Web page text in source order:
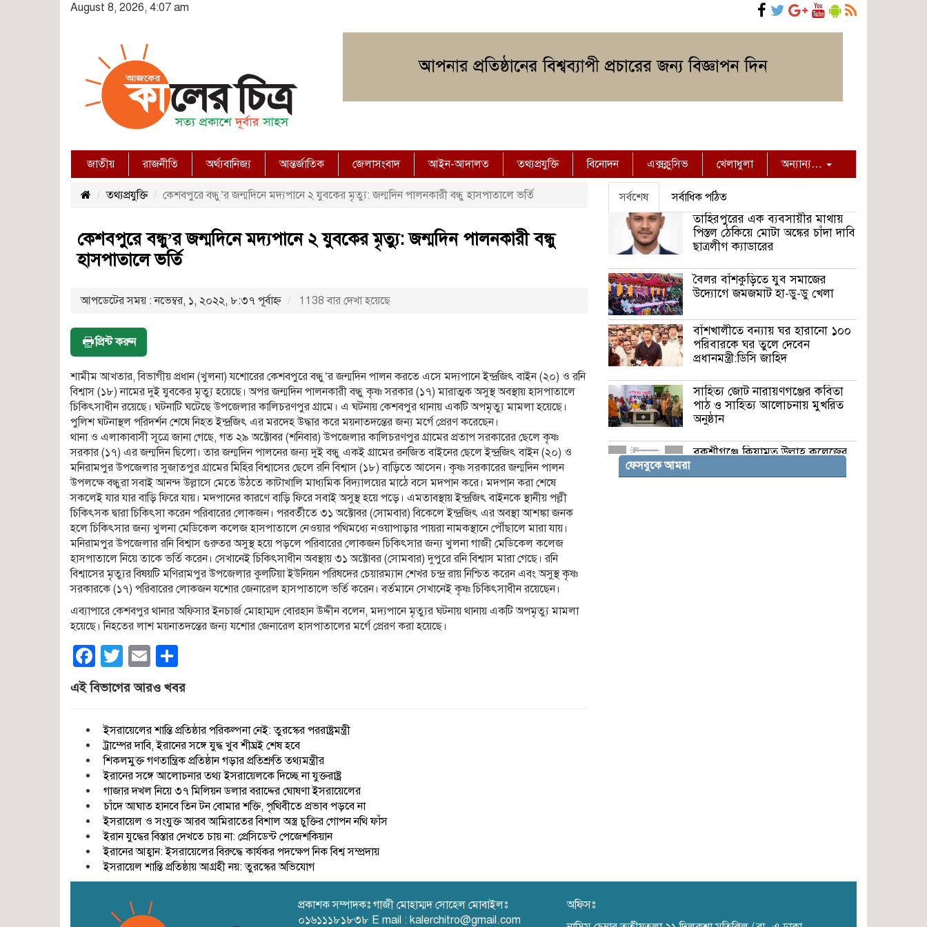
August 8, 2026, 4:07 am
জাতীয় রাজনীতি অর্থ্যবানিজ্য আন্তর্জাতিক জেলাসংবাদ আইন-আদালত তথ্যপ্রযুক্তি বিনোদন এক্সক্লুসিভ খেলাধুলা অন্যান্য…
তথ্যপ্রযুক্তি কেশবপুরে বন্ধু’র জন্মদিনে মদ্যপানে ২ যুবকের মৃত্যু: জন্মদিন পালনকারী বন্ধু হাসপাতালে ভর্তি
কেশবপুরে বন্ধু’র জন্মদিনে মদ্যপানে ২ যুবকের মৃত্যু: জন্মদিন পালনকারী বন্ধু
হাসপাতালে ভর্তি
আপডেটের সময় : নভেম্বর, ১, ২০২২, ৮:৩৭ পূর্বাহ্ণ 1138 বার দেখা হয়েছে
প্রিন্ট করুন
শামীম আখতার, বিভাগীয় প্রধান (খুলনা) যশোরের কেশবপুরে বন্ধু’র জন্মদিন পালন করতে এসে মদ্যপানে ইন্দ্রজিৎ বাইন (২০) ও রনি
বিশ্বাস (১৮) নামের দুই যুবকের মৃত্যু হয়েছে। অপর জন্মদিন পালনকারী বন্ধু কৃষ্ণ সরকার (১৭) মারাত্মক অসুস্থ অবস্থায় হাসপাতালে
চিকিৎসাধীন রয়েছে। ঘটনাটি ঘটেছে উপজেলার কালিচরণপুর গ্রামে। এ ঘটনায় কেশবপুর থানায় একটি অপমৃত্যু মামলা হয়েছে।
পুলিশ ঘটনাস্থল পরিদর্শন শেষে নিহত ইন্দ্রজিৎ এর মরদেহ উদ্ধার করে ময়নাতদন্তের জন্য মর্গে প্রেরণ করেছেন।
থানা ও এলাকাবাসী সূত্রে জানা গেছে, গত ২৯ অক্টোবর (শনিবার) উপজেলার কালিচরণপুর গ্রামের প্রতাপ সরকারের ছেলে কৃষ্ণ
সরকার (১৭) এর জন্মদিন ছিলো। তার জন্মদিন পালনের জন্য দুই বন্ধু একই গ্রামের রনজিত বাইনের ছেলে ইন্দ্রজিৎ বাইন (২০) ও
মনিরামপুর উপজেলার সুজাতপুর গ্রামের মিহির বিশ্বাসের ছেলে রনি বিশ্বাস (১৮) বাড়িতে আসেন। কৃষ্ণ সরকারের জন্মদিন পালন
উপলক্ষে বন্ধুরা সবাই আনন্দ উল্লাসে মেতে উঠতে কাটাখালি মাধ্যমিক বিদ্যালয়ের মাঠে বসে মদপান করে। মদপান করা শেষে
সকলেই যার যার বাড়ি ফিরে যায়। মদপানের কারণে বাড়ি ফিরে সবাই অসুস্থ হয়ে পড়ে। এমতাবস্থায় ইন্দ্রজিৎ বাইনকে স্থানীয় পল্লী
চিকিৎসক দ্বারা চিকিৎসা করেন পরিবারের লোকজন। পরবর্তীতে ৩১ অক্টোবর (সোমবার) বিকেলে ইন্দ্রজিৎ এর অবস্থা আশঙ্কা জনক
হলে চিকিৎসার জন্য খুলনা মেডিকেল কলেজ হাসপাতালে নেওয়ার পথিমধ্যে নওয়াপাড়ার পায়রা নামকস্থানে পৌঁছালে মারা যায়।
মনিরামপুর উপজেলার রনি বিশ্বাস গুরুতর অসুস্থ হয়ে পড়লে পরিবারের লোকজন চিকিৎসার জন্য খুলনা গাজী মেডিকেল কলেজ
হাসপাতালে নিয়ে তাকে ভর্তি করেন। সেখানেই চিকিৎসাধীন অবস্থায় ৩১ অক্টোবর (সোমবার) দুপুরে রনি বিশ্বাস মারা গেছে। রনি
বিশ্বাসের মৃত্যুর বিষয়টি মণিরামপুর উপজেলার কুলটিয়া ইউনিয়ন পরিষদের চেয়ারম্যান শেখর চন্দ্র রায় নিশ্চিত করেন এবং অসুস্থ কৃষ্ণ
সরকারকে (১৭) পরিবারের লোকজন যশোর জেনারেল হাসপাতালে ভর্তি করেন। বর্তমানে সেখানেই কৃষ্ণ চিকিৎসাধীন রয়েছেন।
এব্যাপারে কেশবপুর থানার অফিসার ইনচার্জ মোহাম্মদ বোরহান উদ্দীন বলেন, মদ্যপানে মৃত্যুর ঘটনায় থানায় একটি অপমৃত্যু মামলা
হয়েছে। নিহতের লাশ ময়নাতদন্তের জন্য যশোর জেনারেল হাসপাতালের মর্গে প্রেরণ করা হয়েছে।
Facebook
Twitter
Email
এই বিভাগের আরও খবর
ইসরায়েলের শান্তি প্রতিষ্ঠার পরিকল্পনা নেই: তুরস্কের পররাষ্ট্রমন্ত্রী
ট্রাম্পের দাবি, ইরানের সঙ্গে যুদ্ধ খুব শীঘ্রই শেষ হবে
শিকলমুক্ত গণতান্ত্রিক প্রতিষ্ঠান গড়ার প্রতিশ্রুতি তথ্যমন্ত্রীর
ইরানের সঙ্গে আলোচনার তথ্য ইসরায়েলকে দিচ্ছে না যুক্তরাষ্ট্র
গাজার দখল নিয়ে ৩৭ মিলিয়ন ডলার বরাদ্দের ঘোষণা ইসরায়েলের
চাঁদে আঘাত হানবে তিন টন বোমার শক্তি, পৃথিবীতে প্রভাব পড়বে না
ইসরায়েল ও সংযুক্ত আরব আমিরাতের বিশাল অস্ত্র চুক্তির গোপন নথি ফাঁস
ইরান যুদ্ধের বিস্তার দেখতে চায় না: প্রেসিডেন্ট পেজেশকিয়ান
ইরানের আহ্বান: ইসরায়েলের বিরুদ্ধে কার্যকর পদক্ষেপ নিক বিশ্ব সম্প্রদায়
ইসরায়েল শান্তি প্রতিষ্ঠায় আগ্রহী নয়: তুরস্কের অভিযোগ
সর্বশেষ সর্বাধিক পঠিত
তাহিরপুরের এক ব্যবসায়ীর মাথায়
পিস্তল ঠেকিয়ে মোটা অঙ্কের চাঁদা দাবি
ছাত্রলীগ ক্যাডারের
বৈলর বাঁশকুড়িতে যুব সমাজের
উদ্যোগে জমজমাট হা-ডু-ডু খেলা
বাঁশখালীতে বন্যায় ঘর হারানো ১০০
পরিবারকে ঘর তুলে দেবেন
প্রধানমন্ত্রী:ডিসি জাহিদ
সাহিত্য জোট নারায়ণগঞ্জের কবিতা
পাঠ ও সাহিত্য আলোচনায় মুখরিত
অনুষ্ঠান
বকশীগঞ্জে কিয়ামত উল্লাহ কলেজের
সংসদ সদস্যের কাছে আবেদন
ফেসবুকে আমরা
প্রকাশক সম্পাদকঃ গাজী মোহাম্মদ সোহেল মোবাইলঃ
০১৬১১১৮১৮৩৮ E mail : kalerchitro@gmail.com
অফিসঃ